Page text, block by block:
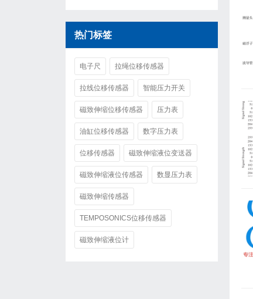
热门标签
电子尺 拉绳位移传感器
拉线位移传感器 智能压力开关
磁致伸缩位移传感器 压力表
油缸位移传感器 数字压力表
位移传感器 磁致伸缩液位变送器
磁致伸缩液位传感器 数显压力表
磁致伸缩传感器
TEMPOSONICS位移传感器
磁致伸缩液位计